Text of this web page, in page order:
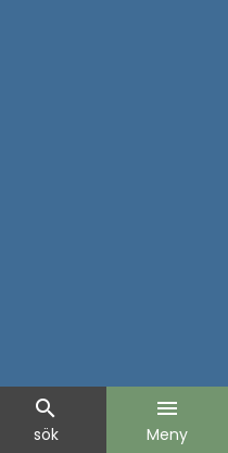
search
sök
menu
Meny